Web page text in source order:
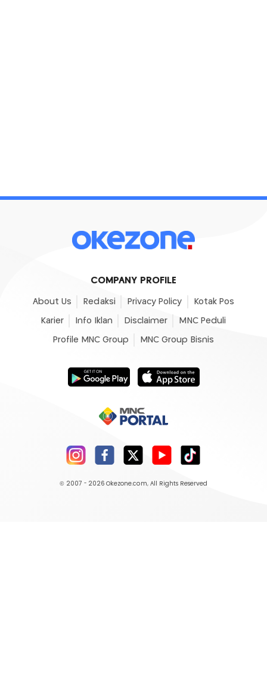
COMPANY PROFILE
About Us Redaksi Privacy Policy Kotak Pos
Karier Info Iklan Disclaimer MNC Peduli
Profile MNC Group MNC Group Bisnis
© 2007 - 2026 Okezone.com, All Rights Reserved